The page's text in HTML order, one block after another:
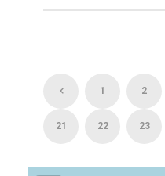
1 2
21 22 23